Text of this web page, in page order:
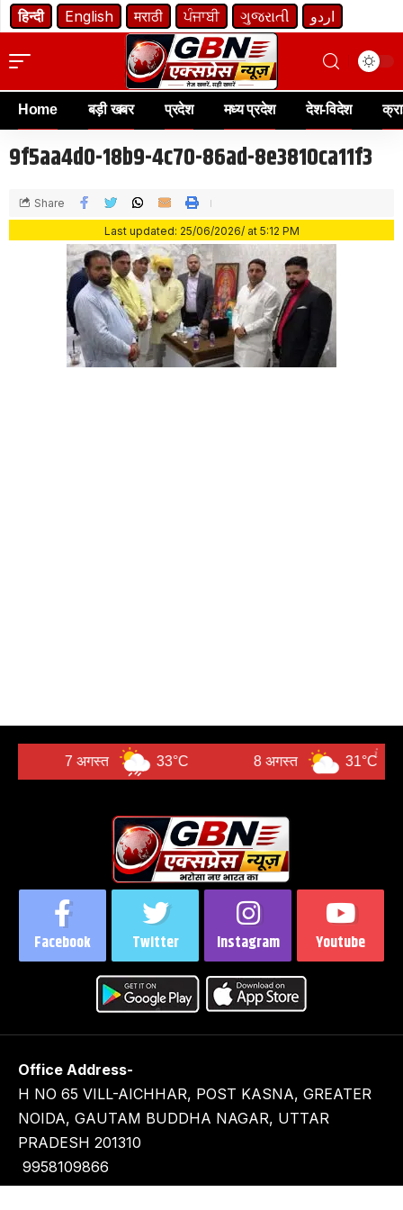
हिन्दी English मराठी ਪੰਜਾਬੀ ગુજરાતી اردو
Home बड़ी खबर प्रदेश मध्य प्रदेश देश-विदेश
9f5aa4d0-18b9-4c70-86ad-8e3810ca11f3
Last updated: 25/06/2026/ at 5:12 PM
Share
7 अगस्त 33°C 8 अगस्त 31°C
Office Address-
H NO 65 VILL-AICHHAR, POST KASNA, GREATER
NOIDA, GAUTAM BUDDHA NAGAR, UTTAR
PRADESH 201310
9958109866
9716929282
Facebook Twitter Instagram Youtube